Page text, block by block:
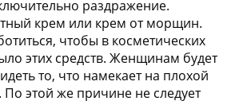
раздражение.
крем или крем от морщин.
чтобы в косметических
этих средств. Женщинам будет
то, что намекает на плохой
этой же причине не следует